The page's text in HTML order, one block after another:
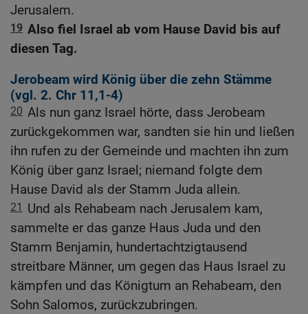
Jerusalem.
19 Also fiel Israel ab vom Hause David bis auf
diesen Tag.
Jerobeam wird König über die zehn Stämme
(vgl. 2. Chr 11,1-4)
20 Als nun ganz Israel hörte, dass Jerobeam
zurückgekommen war, sandten sie hin und ließen
ihn rufen zu der Gemeinde und machten ihn zum
König über ganz Israel; niemand folgte dem
Hause David als der Stamm Juda allein.
21
Und als Rehabeam nach Jerusalem kam,
sammelte er das ganze Haus Juda und den
Stamm Benjamin, hundertachtzigtausend
streitbare Männer, um gegen das Haus Israel zu
kämpfen und das Königtum an Rehabeam, den
Sohn Salomos, zurückzubringen.